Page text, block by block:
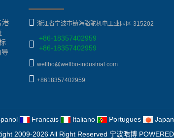
港
导
浙江省宁波市镇海骆驼机电工业园区 315202
+86-18357402959
+86-18357402959
wellbo@wellbo-industrial.com
+8618357402959
Francais Italiano Portugues
2009-2026 All Right Reserved 宁波晧博